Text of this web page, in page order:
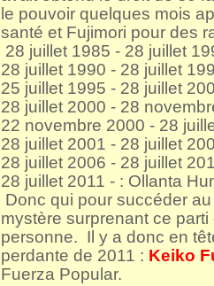
le pouvoir quelques mois
santé et Fujimori pour des
28 juillet 1985 - 28 juillet
28 juillet 1990 - 28 juillet
25 juillet 1995 - 28 juillet
28 juillet 2000 - 28
22 novembre 2000 - 28
28 juillet 2001 - 28 juillet
28 juillet 2006 - 28 juillet
28 juillet 2011 - : Ollanta
Donc qui pour succéder
mystère surprenant ce
personne. Il y a donc en
perdante de 2011 : Keiko
Fuerza Popular.